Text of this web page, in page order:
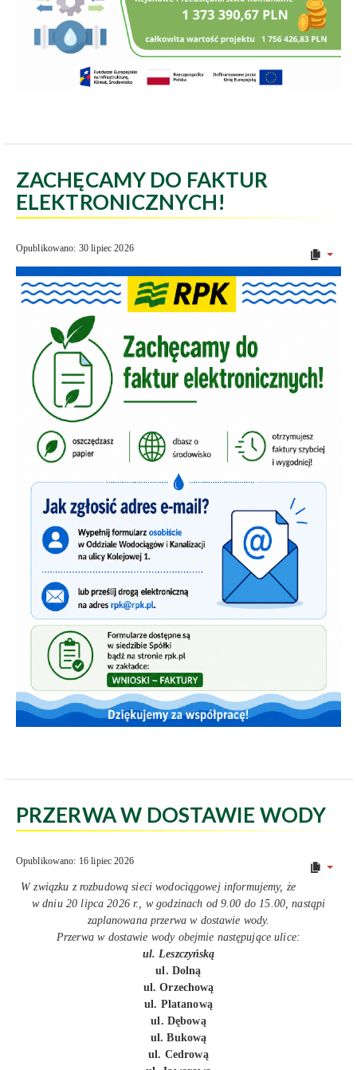
ZACHĘCAMY DO FAKTUR
ELEKTRONICZNYCH!
Opublikowano: 30 lipiec 2026
PRZERWA W DOSTAWIE WODY
Opublikowano: 16 lipiec 2026
W związku z rozbudową sieci wodociągowej informujemy, że
w dniu 20 lipca 2026 r., w godzinach od 9.00 do 15.00, nastąpi
zaplanowana przerwa w dostawie wody.
Przerwa w dostawie wody obejmie następujące ulice:
ul. Leszczyńską
ul. Dolną
ul. Orzechową
ul. Platanową
ul. Dębową
ul. Bukową
ul. Cedrową